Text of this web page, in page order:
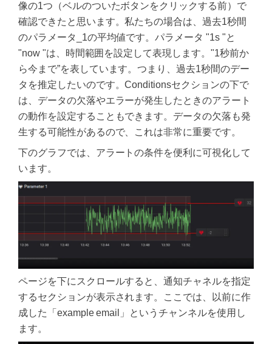
像の1つ（ベルのついたボタンをクリックする前）で
確認できたと思います。私たちの場合は、過去1秒間
のパラメータ_1の平均値です。パラメータ "1s "と
"now "は、時間範囲を設定して表現します。"1秒前か
ら今まで”を表しています。つまり、過去1秒間のデー
タを推定したいのです。Conditionsセクションの下で
は、データの欠落やエラーが発生したときのアラート
の動作を設定することもできます。データの欠落も発
生する可能性があるので、これは非常に重要です。
下のグラフでは、アラートの条件を便利に可視化して
います。
ページを下にスクロールすると、通知チャネルを指定
するセクションが表示されます。ここでは、以前に作
成した「example email」というチャンネルを使用し
ます。